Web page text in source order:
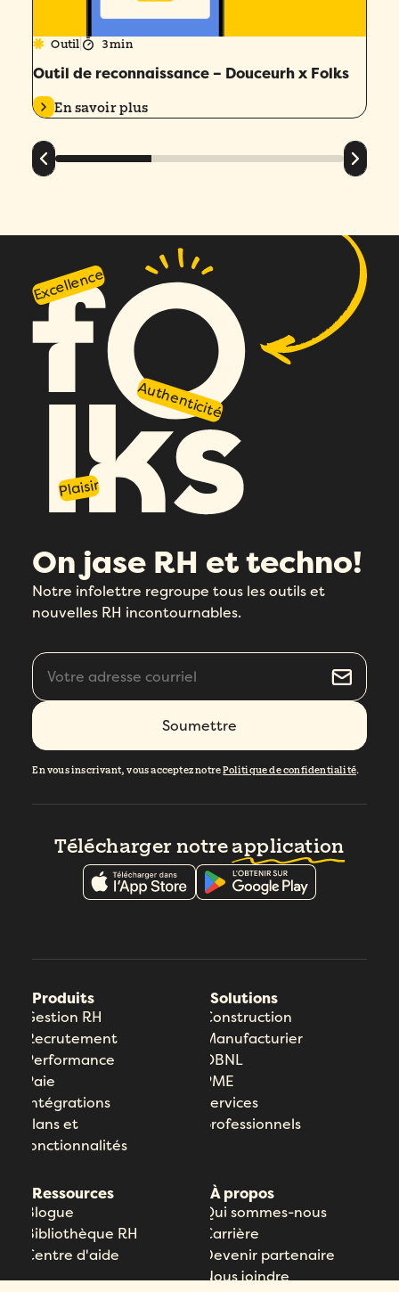
Outil 3 min
Outil de reconnaissance – Douceurh x Folks
En savoir plus
Excellence
Authenticité
Plaisir
On jase RH et techno!
Notre infolettre regroupe tous les outils et
nouvelles RH incontournables.
En vous inscrivant, vous acceptez notrePolitique de confidentialité.
Télécharger notreapplication
Produits
Gestion RH
Recrutement
Performance
Paie
Intégrations
Plans et
fonctionnalités
Solutions
Construction
Manufacturier
OBNL
PME
Services
professionnels
Ressources
Blogue
Bibliothèque RH
Centre d'aide
À propos
Qui sommes-nous
Carrière
Devenir partenaire
Nous joindre